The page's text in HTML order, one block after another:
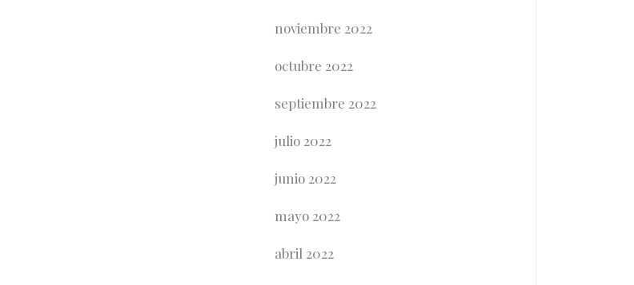
noviembre 2022
octubre 2022
septiembre 2022
julio 2022
junio 2022
mayo 2022
abril 2022